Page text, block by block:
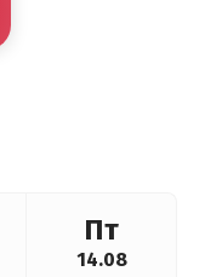
Пт
14.08